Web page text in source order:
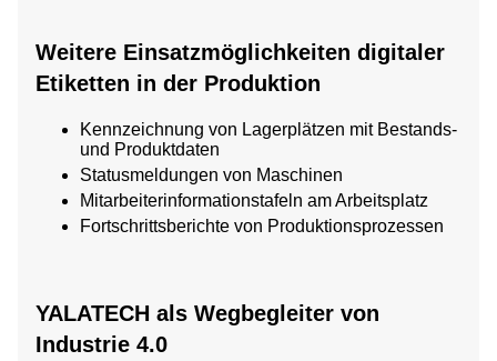
Weitere Einsatzmöglichkeiten digitaler
Etiketten in der Produktion
Kennzeichnung von Lagerplätzen mit Bestands-
und Produktdaten
Statusmeldungen von Maschinen
Mitarbeiterinformationstafeln am Arbeitsplatz
Fortschrittsberichte von Produktionsprozessen
YALATECH als Wegbegleiter von
Industrie 4.0